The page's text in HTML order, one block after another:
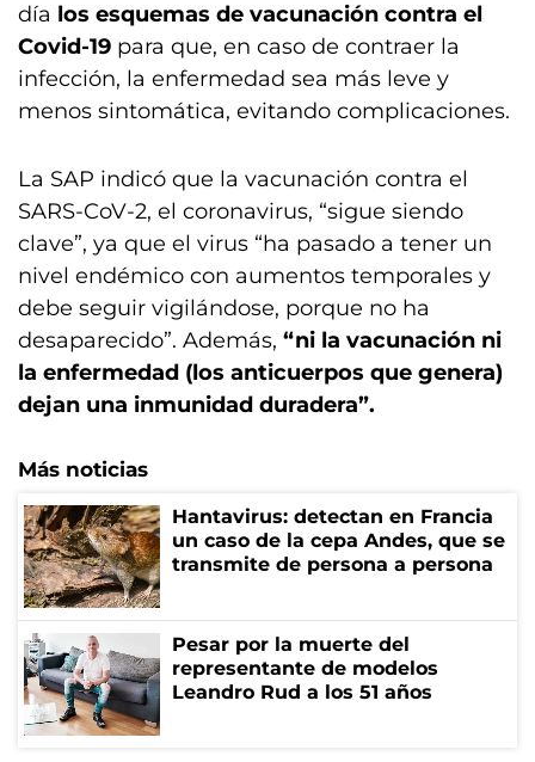
día los esquemas de vacunación contra el
Covid-19 para que, en caso de contraer la
infección, la enfermedad sea más leve y
menos sintomática, evitando complicaciones.
La SAP indicó que la vacunación contra el
SARS-CoV-2, el coronavirus, “sigue siendo
clave”, ya que el virus “ha pasado a tener un
nivel endémico con aumentos temporales y
debe seguir vigilándose, porque no ha
desaparecido”. Además, “ni la vacunación ni
la enfermedad (los anticuerpos que genera)
dejan una inmunidad duradera”.
Más noticias
Hantavirus: detectan en Francia
un caso de la cepa Andes, que se
transmite de persona a persona
Pesar por la muerte del
representante de modelos
Leandro Rud a los 51 años